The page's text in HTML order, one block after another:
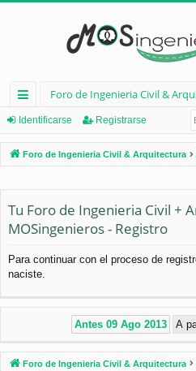
nl
ac
es
pi
os
Foro de Ingenieria Civil &
Identificarse Registrarse
Foro de Ingenieria Civil & Arquitectura
Tu Foro de Ingenieria Civil +
MOSingenieros - Registro
Para continuar con el proceso de
naciste.
Foro de Ingenieria Civil & Arquitectura